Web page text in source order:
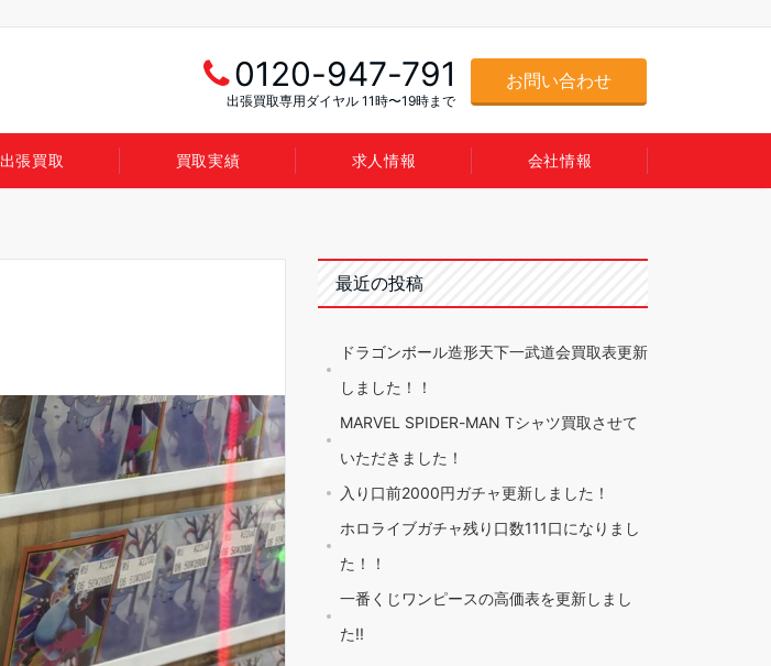
0120-947-791
出張買取専用ダイヤル 11時〜19時まで
お問い合わせ
出張買取 買取実績 求人情報 会社情報
最近の投稿
ドラゴンボール造形天下一武道会買取表更新
しました！！
MARVEL SPIDER-MAN Tシャツ買取させて
いただきました！
入り口前2000円ガチャ更新しました！
ホロライブガチャ残り口数111口になりまし
た！！
一番くじワンピースの高価表を更新しまし
た!!